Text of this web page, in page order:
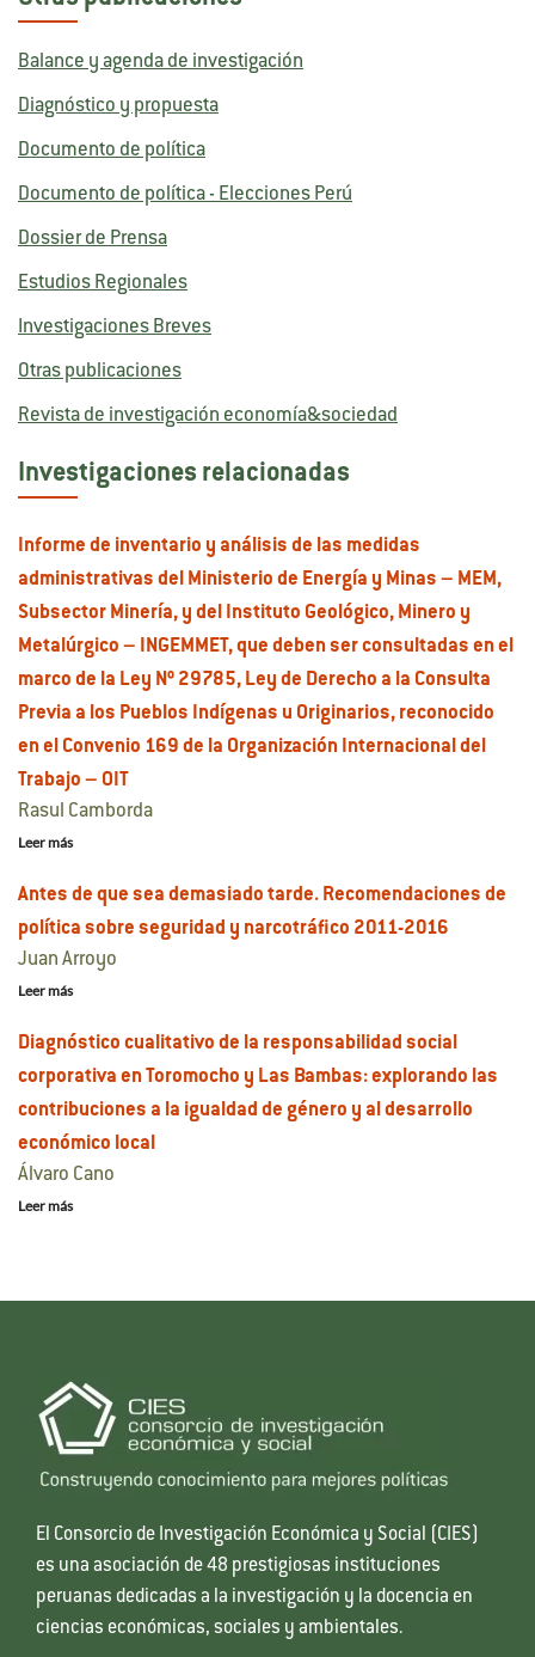
Balance y agenda de investigación
Diagnóstico y propuesta
Documento de política
Documento de política - Elecciones Perú
Dossier de Prensa
Estudios Regionales
Investigaciones Breves
Otras publicaciones
Revista de investigación economía&sociedad
Investigaciones relacionadas
Informe de inventario y análisis de las medidas
administrativas del Ministerio de Energía y Minas – MEM,
Subsector Minería, y del Instituto Geológico, Minero y
Metalúrgico – INGEMMET, que deben ser consultadas en el
marco de la Ley Nº 29785, Ley de Derecho a la Consulta
Previa a los Pueblos Indígenas u Originarios, reconocido
en el Convenio 169 de la Organización Internacional del
Trabajo – OIT
Rasul Camborda
Leer más
Antes de que sea demasiado tarde. Recomendaciones de
política sobre seguridad y narcotráfico 2011-2016
Juan Arroyo
Leer más
Diagnóstico cualitativo de la responsabilidad social
corporativa en Toromocho y Las Bambas: explorando las
contribuciones a la igualdad de género y al desarrollo
económico local
Álvaro Cano
Leer más
El Consorcio de Investigación Económica y Social (CIES)
es una asociación de 48 prestigiosas instituciones
peruanas dedicadas a la investigación y la docencia en
ciencias económicas, sociales y ambientales.